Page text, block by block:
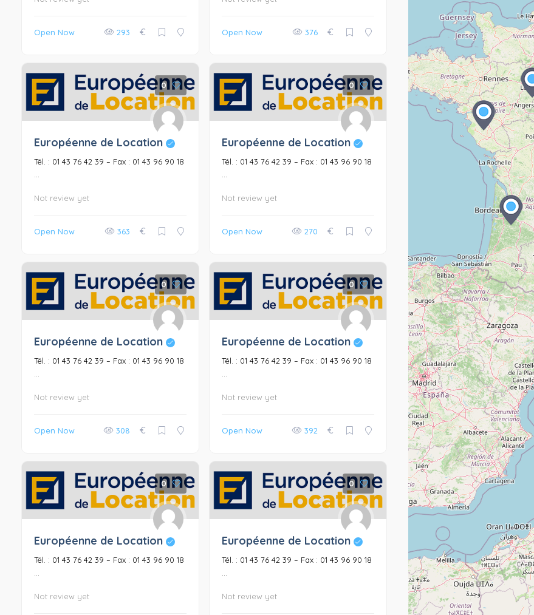
Open Now 293 € Open Now 376 €
0
Européenne de Location
Tél. : 01 43 76 42 39 – Fax : 01 43 96 90 18
Not review yet
Open Now 363 €
0
Européenne de Location
Tél. : 01 43 76 42 39 – Fax : 01 43 96 90 18
Not review yet
Open Now 270 €
0
Européenne de Location
Tél. : 01 43 76 42 39 – Fax : 01 43 96 90 18
...
Not review yet
Open Now 308 €
0
Européenne de Location
Tél. : 01 43 76 42 39 – Fax : 01 43 96 90 18
...
Not review yet
Open Now 392 €
0
Européenne de Location
Tél. : 01 43 76 42 39 – Fax : 01 43 96 90 18
...
Not review yet
0
Européenne de Location
Tél. : 01 43 76 42 39 – Fax : 01 43 96 90 18
...
Not review yet